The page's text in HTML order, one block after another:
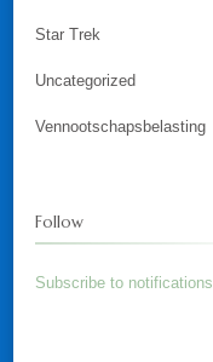
Star Trek
Uncategorized
Vennootschapsbelasting
Follow
Subscribe to notifications